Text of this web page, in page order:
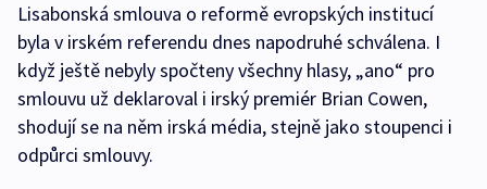
Lisabonská smlouva o reformě evropských institucí
byla v irském referendu dnes napodruhé schválena. I
když ještě nebyly spočteny všechny hlasy, „ano“ pro
smlouvu už deklaroval i irský premiér Brian Cowen,
shodují se na něm irská média, stejně jako stoupenci i
odpůrci smlouvy.